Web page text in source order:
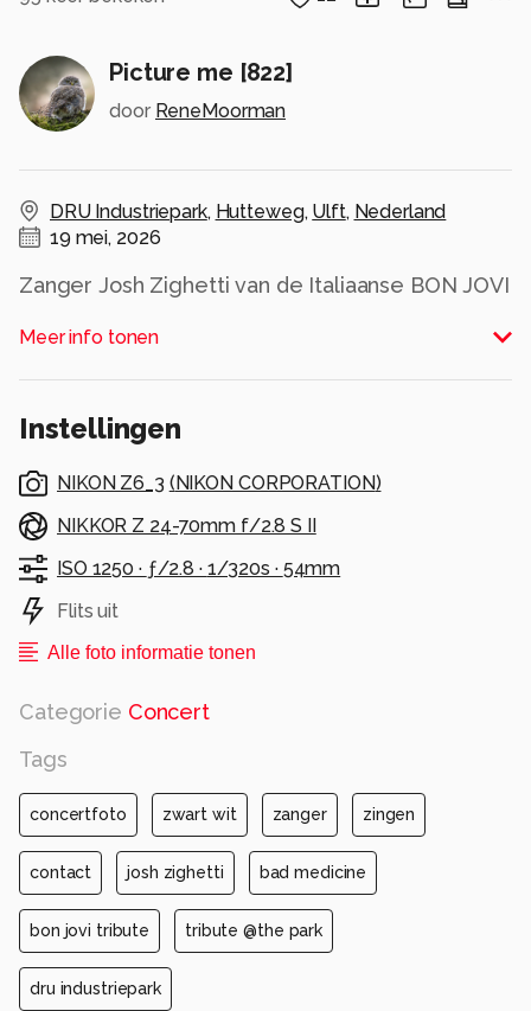
Picture me [822]
door ReneMoorman
DRU Industriepark, Hutteweg, Ulft, Nederland
19 mei, 2026
Zanger Josh Zighetti van de Italiaanse BON JOVI
Park op het DRU Industriepark te Ulft tijdens
Hemelvaartsdag 2026.
naar de fotograaf. Nou vooruit dan maar.... dan
Meer info tonen
Instellingen
NIKON Z6_3 (NIKON CORPORATION)
NIKKOR Z 24-70mm f/2.8 S II
ISO 1250 · ƒ/2.8 · 1/320s · 54mm
Flits uit
Alle foto informatie tonen
Categorie Concert
Tags
concertfoto zwart wit zanger zingen
contact josh zighetti bad medicine
bon jovi tribute tribute @the park
dru industriepark